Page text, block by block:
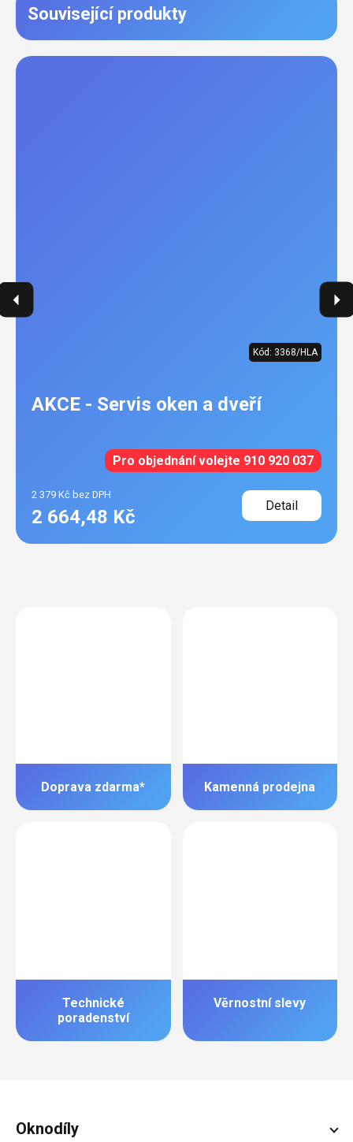
Související produkty
Kód: 3368/HLA
AKCE - Servis oken a dveří
Pro objednání volejte 910 920 037
2 379 Kč bez DPH
2 664,48 Kč Detail
Doprava zdarma* Kamenná prodejna
Technické
poradenství
Věrnostní slevy
Zápatí
Oknodíly